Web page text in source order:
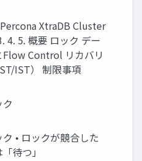
Percona XtraDB Cluster
4. 5. 概要 ロック デー
Flow Control リカバリ
IST） 制限事項
• ロックが競合した
待つ」